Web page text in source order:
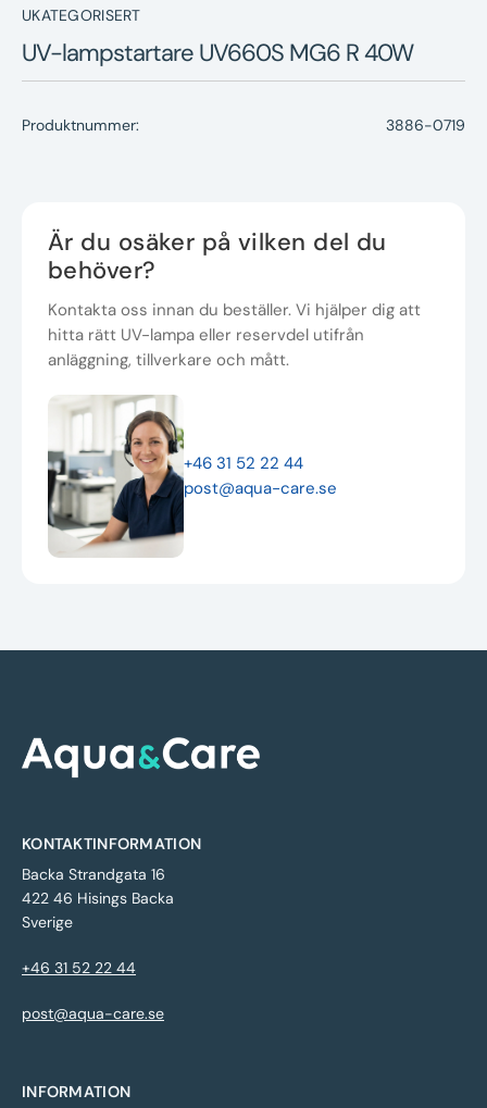
UKATEGORISERT
UV-lampstartare UV660S MG6 R 40W
Produktnummer: 3886-0719
Är du osäker på vilken del du
behöver?
Kontakta oss innan du beställer. Vi hjälper dig att
hitta rätt UV-lampa eller reservdel utifrån
anläggning, tillverkare och mått.
+46 31 52 22 44
post@aqua-care.se
KONTAKTINFORMATION
Backa Strandgata 16
422 46 Hisings Backa
Sverige
+46 31 52 22 44
post@aqua-care.se
INFORMATION